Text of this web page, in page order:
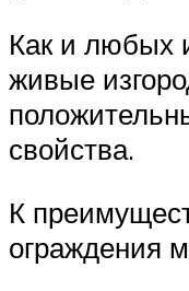
Как и любых
живые
свойства.
К
ограждения